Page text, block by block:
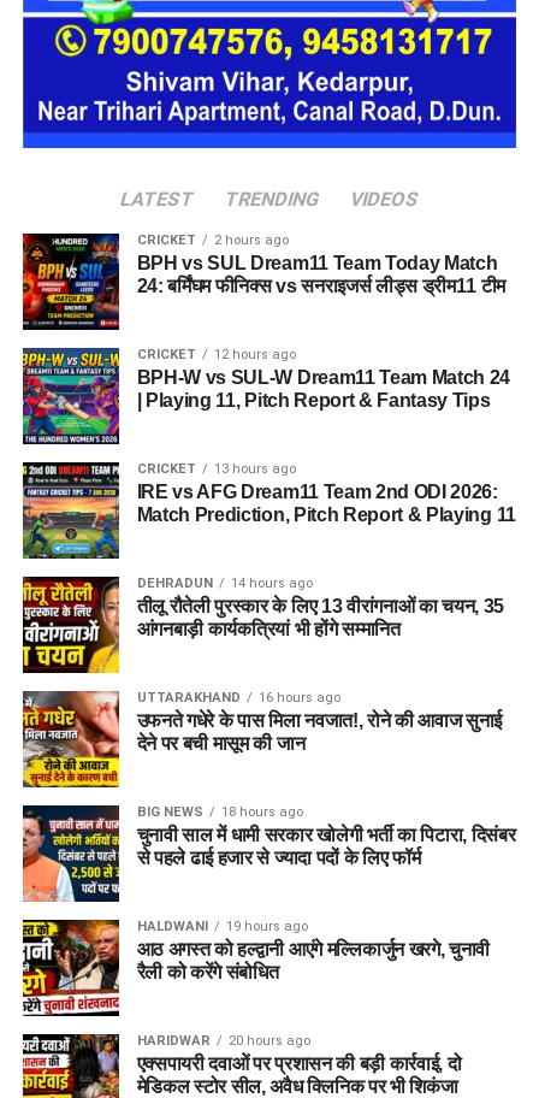
उन्होंने आगे लिखा कि वे देश के युवाओं की भावनाओं, आकांक्षाओं और उनकी
उचित अपेक्षाओं का सम्मान करते हैं। उनके अनुसार, भारत के युवाओं के
नैतिक जिम्मेदारी है।
कॉकरोच जनता पार्टी ने इसे बताया
लोकतंत्र की जीत
धर्मेंद्र प्रधान ने अपने कार्यकाल के दौरान प्रधानमंत्री के नेतृत्व में देश की
सेवा करने का अवसर मिलने पर आभार भी व्यक्त किया। उन्होंने कहा कि
इस जिम्मेदारी को निभाना उनके लिए सम्मान की बात रही।
LATEST TRENDING VIDEOS
CRICKET 2 hours ago
BPH vs SUL Dream11 Team Today Match
24: बर्मिंघम फीनिक्स vs सनराइजर्स लीड्स ड्रीम11 टीम
CRICKET 12 hours ago
BPH-W vs SUL-W Dream11 Team Match 24
| Playing 11, Pitch Report & Fantasy Tips
CRICKET 13 hours ago
IRE vs AFG Dream11 Team 2nd ODI 2026:
Match Prediction, Pitch Report & Playing 11
DEHRADUN 14 hours ago
तीलू रौतेली पुरस्कार के लिए 13 वीरांगनाओं का चयन, 35
आंगनबाड़ी कार्यकत्रियां भी होंगे सम्मानित
UTTARAKHAND 16 hours ago
उफनते गधेरे के पास मिला नवजात!, रोने की आवाज सुनाई
देने पर बची मासूम की जान
BIG NEWS 18 hours ago
चुनावी साल में धामी सरकार खोलेगी भर्ती का पिटारा, दिसंबर
से पहले ढाई हजार से ज्यादा पदों के लिए फॉर्म
HALDWANI 19 hours ago
आठ अगस्त को हल्द्वानी आएंगे मल्लिकार्जुन खरगे, चुनावी
रैली को करेंगे संबोधित
HARIDWAR 20 hours ago
एक्सपायरी दवाओं पर प्रशासन की बड़ी कार्रवाई, दो
मेडिकल स्टोर सील, अवैध क्लिनिक पर भी शिकंजा